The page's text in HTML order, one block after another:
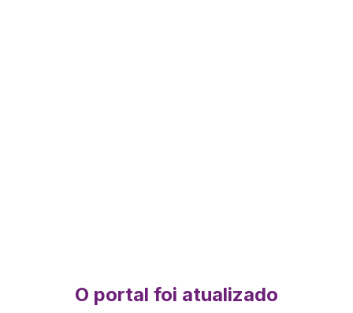
O portal foi atualizado